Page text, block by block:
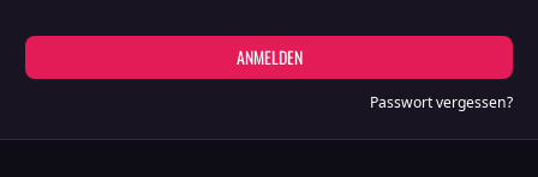
ANMELDEN
Passwort vergessen?